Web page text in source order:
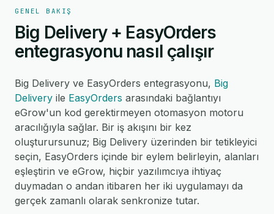
GENEL BAKIŞ
Big Delivery + EasyOrders
entegrasyonu nasıl çalışır
Big Delivery ve EasyOrders entegrasyonu, Big
Delivery ile EasyOrders arasındaki bağlantıyı
eGrow'un kod gerektirmeyen otomasyon motoru
aracılığıyla sağlar. Bir iş akışını bir kez
oluşturursunuz; Big Delivery üzerinden bir tetikleyici
seçin, EasyOrders içinde bir eylem belirleyin, alanları
eşleştirin ve eGrow, hiçbir yazılımcıya ihtiyaç
duymadan o andan itibaren her iki uygulamayı da
gerçek zamanlı olarak senkronize tutar.